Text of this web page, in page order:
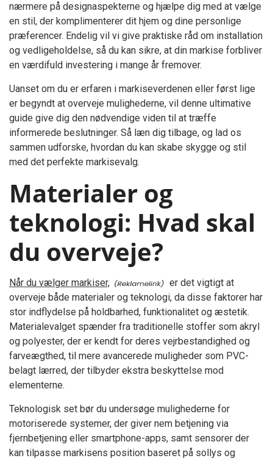
nærmere på designaspekterne og hjælpe dig med at vælge
en stil, der komplimenterer dit hjem og dine personlige
præferencer. Endelig vil vi give praktiske råd om installation
og vedligeholdelse, så du kan sikre, at din markise forbliver
en værdifuld investering i mange år fremover.
Uanset om du er erfaren i markiseverdenen eller først lige
er begyndt at overveje mulighederne, vil denne ultimative
guide give dig den nødvendige viden til at træffe
informerede beslutninger. Så læn dig tilbage, og lad os
sammen udforske, hvordan du kan skabe skygge og stil
med det perfekte markisevalg.
Materialer og
teknologi: Hvad skal
du overveje?
Når du vælger markiser,
er det vigtigt at
overveje både materialer og teknologi, da disse faktorer har
stor indflydelse på holdbarhed, funktionalitet og æstetik.
Materialevalget spænder fra traditionelle stoffer som akryl
og polyester, der er kendt for deres vejrbestandighed og
farveægthed, til mere avancerede muligheder som PVC-
belagt lærred, der tilbyder ekstra beskyttelse mod
elementerne.
Teknologisk set bør du undersøge mulighederne for
motoriserede systemer, der giver nem betjening via
fjernbetjening eller smartphone-apps, samt sensorer der
kan tilpasse markisens position baseret på sollys og